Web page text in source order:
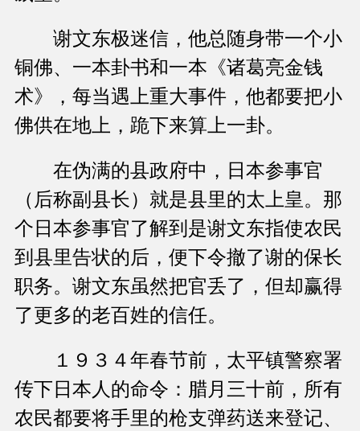
谢文东极迷信，他总随身带一个小
铜佛、一本卦书和一本《诸葛亮金钱
术》，每当遇上重大事件，他都要把小
佛供在地上，跪下来算上一卦。
在伪满的县政府中，日本参事官
（后称副县长）就是县里的太上皇。那
个日本参事官了解到是谢文东指使农民
到县里告状的后，便下令撤了谢的保长
职务。谢文东虽然把官丢了，但却赢得
了更多的老百姓的信任。
１９３４年春节前，太平镇警察署
传下日本人的命令：腊月三十前，所有
农民都要将手里的枪支弹药送来登记、